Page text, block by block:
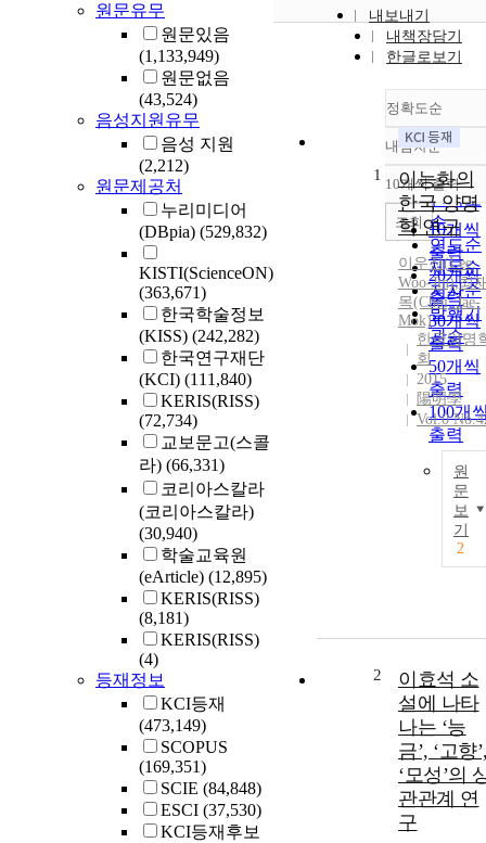
원문유무
원문있음
(1,133,949)
원문없음
(43,524)
음성지원유무
음성 지원
(2,212)
원문제공처
누리미디어
(DBpia) (529,832)
KISTI(ScienceON)
(363,671)
한국학술정보
(KISS) (242,282)
한국연구재단
(KCI) (111,840)
KERIS(RISS)
(72,734)
교보문고(스콜
라) (66,331)
코리아스칼라
(코리아스칼라)
(30,940)
학술교육원
(eArticle) (12,895)
KERIS(RISS)
(8,181)
KERIS(RISS)
(4)
등재정보
KCI등재
(473,149)
SCOPUS
(169,351)
SCIE (84,848)
ESCI (37,530)
KCI등재후보
내보내기
내책장담기
한글로보기
정확도순
정확도
순
인기도
순
연도순
제목순
저자순
발행기
관순
내림차순
내림차
10개씩 출력
10개씩
출력
20개씩
출력
30개씩
출력
50개씩
출력
100개
출력
조회
1
이능화의
한국 양명
학 연구
이우진(Lee,
Woo-Jin),최
목(Choi, Jae-
Mok)
한국양명
회
2015
陽明學
Vol.0
원
문
보
기
2
2
이효석 소
설에 나타
나는 ‘능
금’, ‘고향
‘모성’의
관관계 연
구